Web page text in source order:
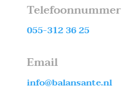
Telefoonnummer
055-312 36 25
Email
info@balansante.nl